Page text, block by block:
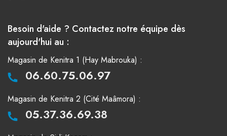
Besoin d'aide ? Contactez notre équipe dès
aujourd'hui au :
Magasin de Kenitra 1 (Hay Mabrouka) :
06.60.75.06.97
Magasin de Kenitra 2 (Cité Maâmora) :
05.37.36.69.38